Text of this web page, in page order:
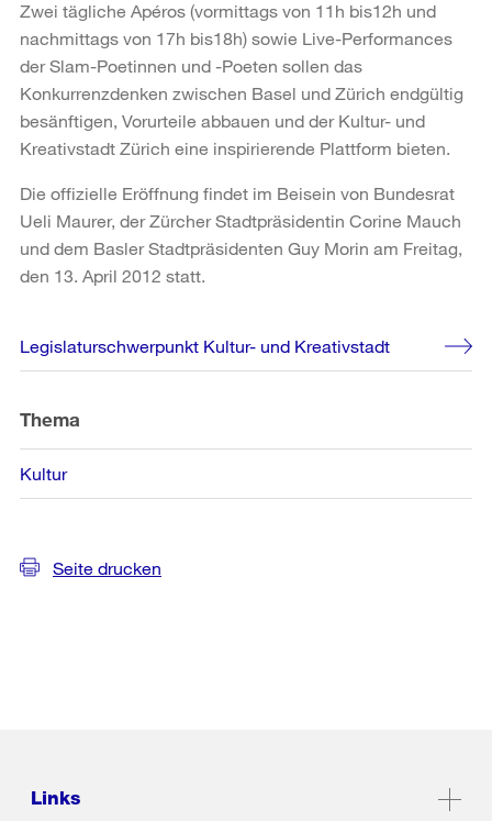
Zwei tägliche Apéros (vormittags von 11h bis12h und
nachmittags von 17h bis18h) sowie Live-Performances
der Slam-Poetinnen und -Poeten sollen das
Konkurrenzdenken zwischen Basel und Zürich endgültig
besänftigen, Vorurteile abbauen und der Kultur- und
Kreativstadt Zürich eine inspirierende Plattform bieten.
Die offizielle Eröffnung findet im Beisein von Bundesrat
Ueli Maurer, der Zürcher Stadtpräsidentin Corine Mauch
und dem Basler Stadtpräsidenten Guy Morin am Freitag,
den 13. April 2012 statt.
Weitere
Informationen
Legislaturschwerpunkt Kultur- und Kreativstadt
Thema
Kultur
Seite drucken
Links